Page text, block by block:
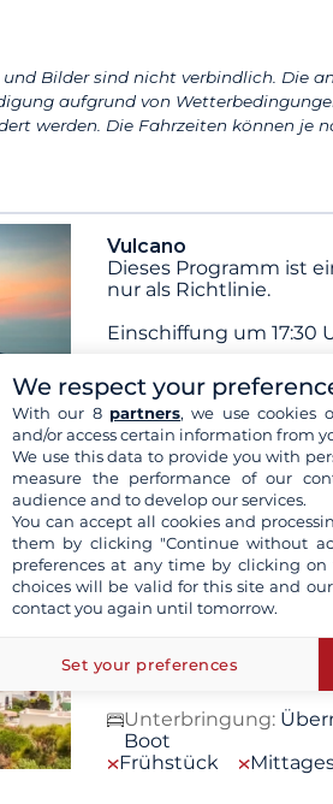
Bilder sind nicht verbindlich. Die
aufgrund von
werden. Die Fahrzeiten können je
Vulcano
Dieses Programm ist
nur als Richtlinie.
Einschiffung um 17:30
Unterbringung:
Boot
Frühstück
Vulcano
Stromboli
Nach dem Frühstück
Stromboli. Der erste
sein, wo...mehr+
Unterbringung:
Boot
Frühstück
We respect your
With our 8 partners, we use cookies
and/or access certain information from
We use this data to provide you with
measure the performance of our
audience and to develop our services.
You can accept all cookies and
them by clicking "Continue without
preferences at any time by clicking on
choices will be valid for this site and
contact you again until tomorrow.
Set your preferences